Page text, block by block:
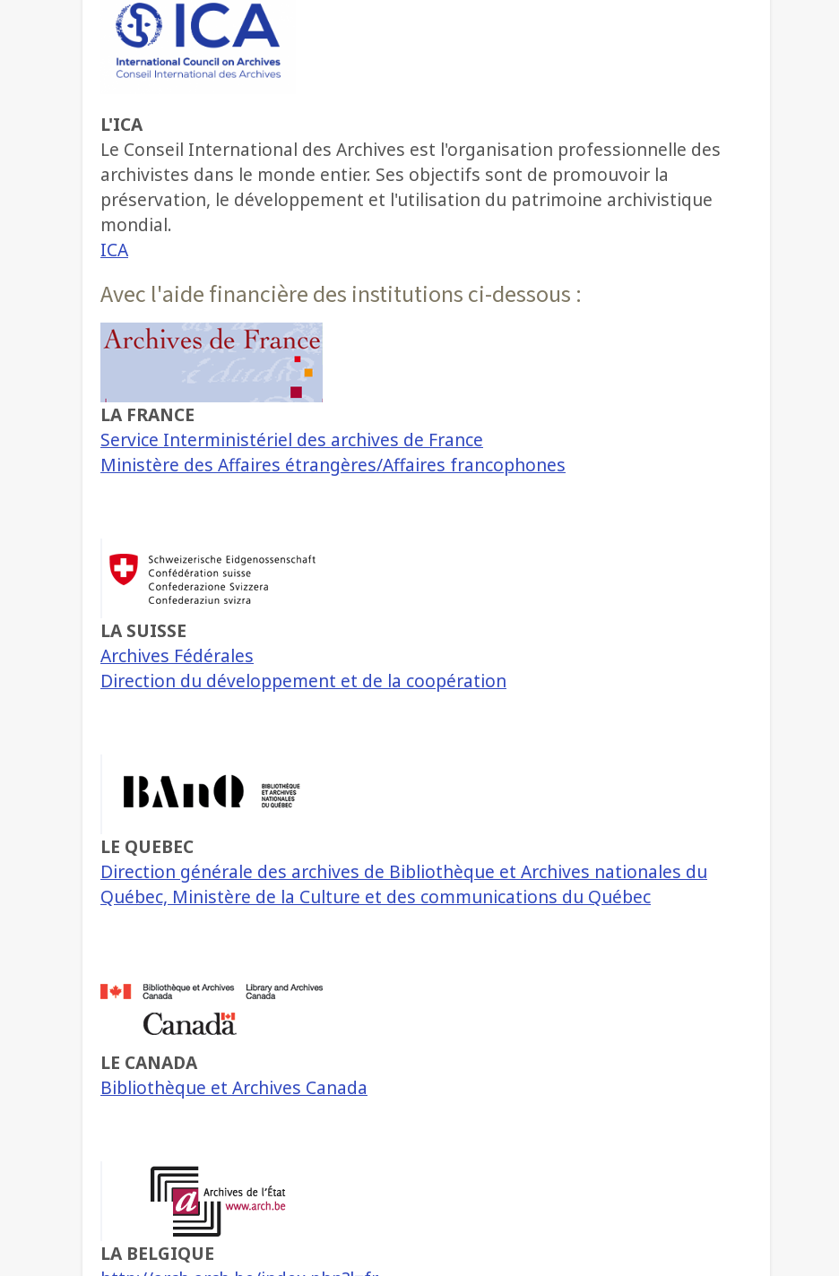
L'ICA
Le Conseil International des Archives est l'organisation professionnelle des
archivistes dans le monde entier. Ses objectifs sont de promouvoir la
préservation, le développement et l'utilisation du patrimoine archivistique
mondial.
ICA
Avec l'aide financière des institutions ci-dessous :
LA FRANCE
Service Interministériel des archives de France
Ministère des Affaires étrangères/Affaires francophones
LA SUISSE
Archives Fédérales
Direction du développement et de la coopération
LE QUEBEC
Direction générale des archives de Bibliothèque et Archives nationales du
Québec, Ministère de la Culture et des communications du Québec
LE CANADA
Bibliothèque et Archives Canada
LA BELGIQUE